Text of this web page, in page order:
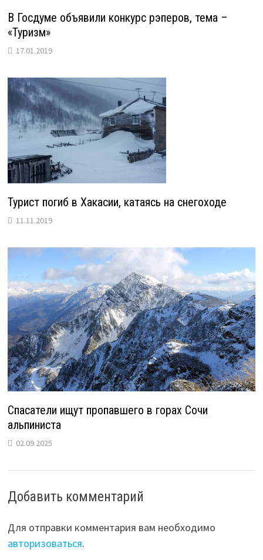
В Госдуме объявили конкурс рэперов, тема –
«Туризм»
17.01.2019
Турист погиб в Хакасии, катаясь на снегоходе
11.11.2019
Спасатели ищут пропавшего в горах Сочи
альпиниста
02.09.2025
Добавить комментарий
Для отправки комментария вам необходимо
авторизоваться.